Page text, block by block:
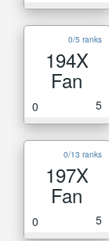
0/5 ranks
194X
Fan
0 5
0/13 ranks
197X
Fan
0 5